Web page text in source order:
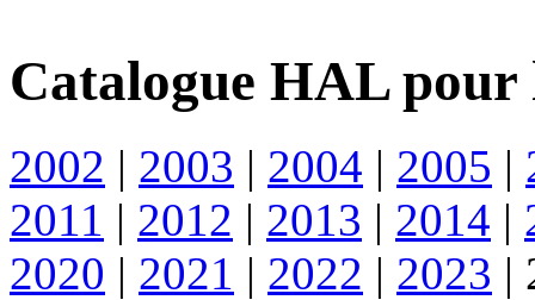
Catalogue HAL pour
2002 | 2003 | 2004 | 2005 |
2011 | 2012 | 2013 | 2014 |
2020 | 2021 | 2022 | 2023 |